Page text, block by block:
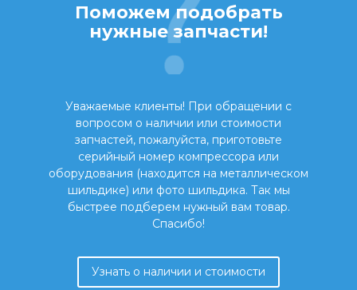
Поможем подобрать
нужные запчасти!
Уважаемые клиенты! При обращении с
вопросом о наличии или стоимости
запчастей, пожалуйста, приготовьте
серийный номер компрессора или
оборудования (находится на металлическом
шильдике) или фото шильдика. Так мы
быстрее подберем нужный вам товар.
Спасибо!
Узнать о наличии и стоимости